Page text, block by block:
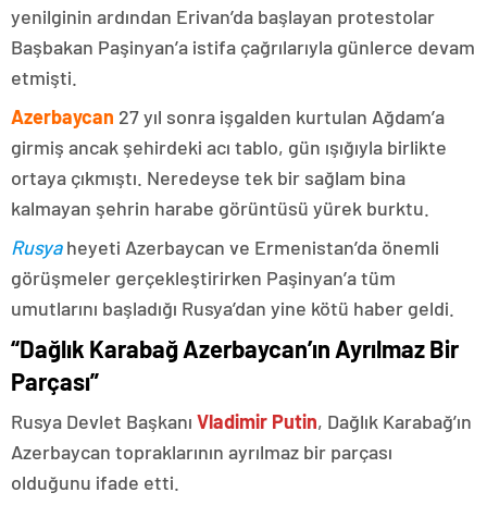
yenilginin ardından Erivan’da başlayan protestolar
Başbakan Paşinyan’a istifa çağrılarıyla günlerce devam
etmişti.
Azerbaycan 27 yıl sonra işgalden kurtulan Ağdam’a
girmiş ancak şehirdeki acı tablo, gün ışığıyla birlikte
ortaya çıkmıştı. Neredeyse tek bir sağlam bina
kalmayan şehrin harabe görüntüsü yürek burktu.
Rusyaheyeti Azerbaycan ve Ermenistan’da önemli
görüşmeler gerçekleştirirken Paşinyan’a tüm
umutlarını başladığı Rusya’dan yine kötü haber geldi.
“Dağlık Karabağ Azerbaycan’ın Ayrılmaz Bir
Parçası”
Rusya Devlet Başkanı Vladimir Putin, Dağlık Karabağ’ın
Azerbaycan topraklarının ayrılmaz bir parçası
olduğunu ifade etti.